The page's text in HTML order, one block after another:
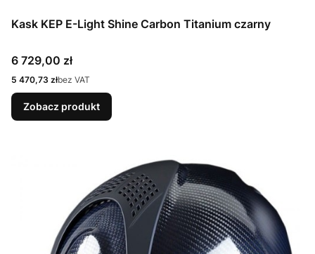
Kask KEP E-Light Shine Carbon Titanium czarny
Cena
6 729,00 zł
Cena
5 470,73 złbez VAT
Zobacz produkt